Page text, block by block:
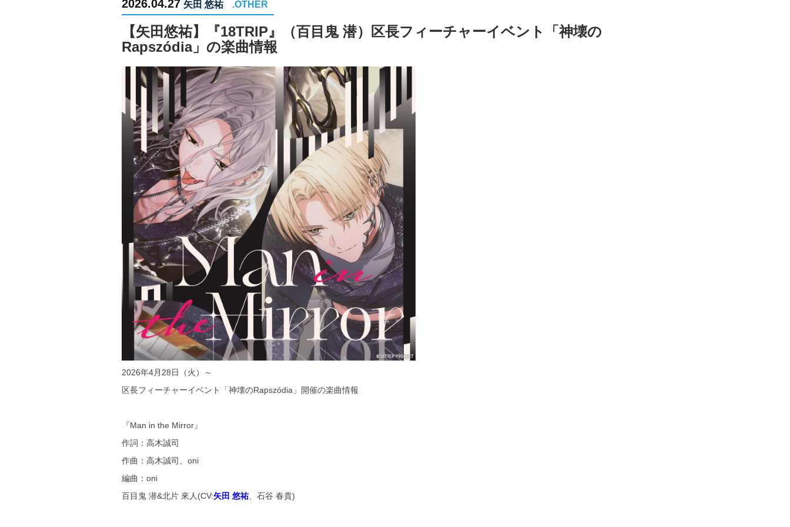
2026.04.27 矢田 悠祐 .OTHER
【矢田悠祐】『18TRIP』（百目鬼 潜）区長フィーチャーイベント「神壊の
Rapszódia」の楽曲情報
2026年4月28日（火）～
区長フィーチャーイベント「神壊のRapszódia」開催の楽曲情報
『Man in the Mirror』
作詞：高木誠司
作曲：高木誠司、oni
編曲：oni
百目鬼 潜&北片 來人(CV:矢田 悠祐 、石谷 春貴)